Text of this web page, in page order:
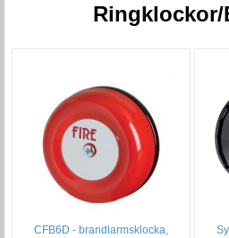
CFB6D - brandlarmsklocka,